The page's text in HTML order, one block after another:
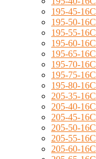
195-45-16C
195-50-16C
195-55-16C
195-60-16C
195-65-16C
195-70-16C
195-75-16C
195-80-16C
205-35-16C
205-40-16C
205-45-16C
205-50-16C
205-55-16C
205-60-16C